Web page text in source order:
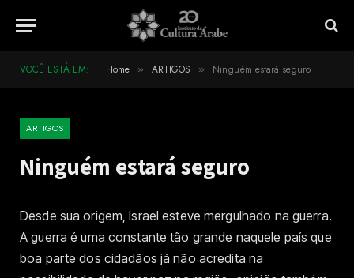
VOCÊ ESTÁ EM: Home » ARTIGOS » Ninguém estará seguro
ARTIGOS
Ninguém estará seguro
Desde sua origem, Israel esteve mergulhado na guerra.
A guerra é uma constante tão grande naquele país que
boa parte dos cidadãos já não acredita na